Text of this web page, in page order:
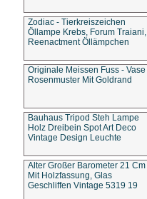
Zodiac - Tierkreiszeichen
Öllampe Krebs, Forum Traiani,
Reenactment Öllämpchen
Originale Meissen Fuss - Vase
Rosenmuster Mit Goldrand
Bauhaus Tripod Steh Lampe
Holz Dreibein Spot Art Deco
Vintage Design Leuchte
Alter Großer Barometer 21 Cm
Mit Holzfassung, Glas
Geschliffen Vintage 5319 19